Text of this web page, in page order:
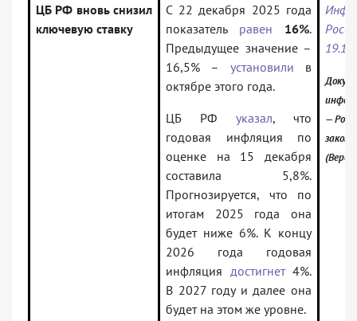
ЦБ РФ вновь снизил
ключевую ставку
С 22 декабря 2025 года
показатель равен 16%.
Предыдущее значение –
16,5% – установили в
октябре этого года.
ЦБ РФ указал, что
годовая инфляция по
оценке на 15 декабря
составила 5,8%.
Прогнозируется, что по
итогам 2025 года она
будет ниже 6%. К концу
2026 года годовая
инфляция достигнет4%.
В 2027 году и далее она
будет на этом же уровне.
—